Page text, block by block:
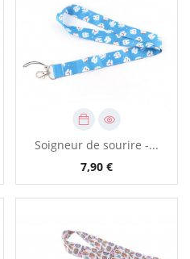
Soigneur de sourire -...
7,90 €